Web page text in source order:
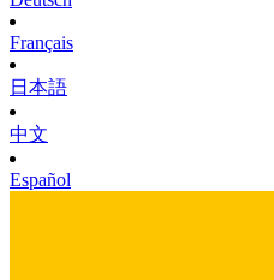
Français
日本語
中文
Español